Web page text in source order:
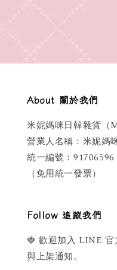
About 關於我們
米妮媽咪日韓雜貨（
營業人名稱：米妮媽
統一編號：91706596
（免用統一發票）
Follow 追蹤我們
🍓 歡迎加入 LINE
與上架通知。